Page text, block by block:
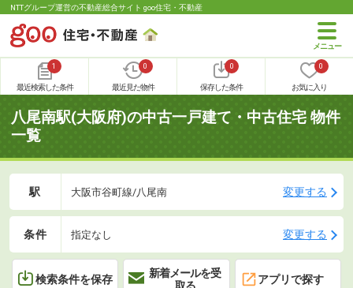
NTTグループ運営の不動産総合サイト goo住宅・不動産
1
最近検索した条件
0
最近見た物件
0
保存した条件
0
お気に入り
八尾南駅(大阪府)の中古一戸建て・中古住宅 物件
一覧
駅 大阪市谷町線/八尾南 変更する
条件 指定なし 変更する
検索条件を保存
新着メールを受
アプリで探す